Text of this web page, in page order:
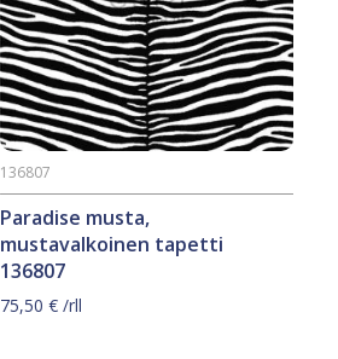
Paradise musta,
mustavalkoinen tapetti
136807
136807
75,50€ /rll